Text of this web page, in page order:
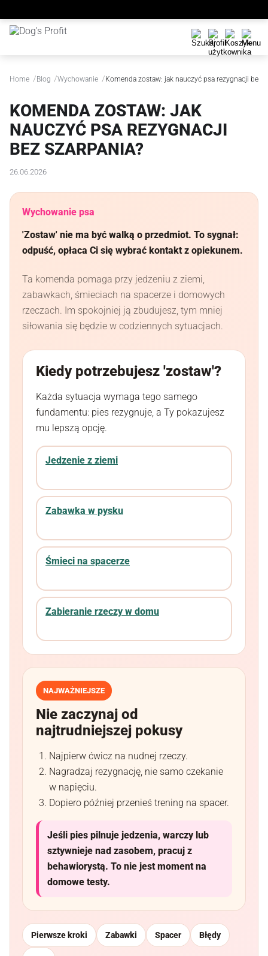
Home /Blog /Wychowanie /Komenda zostaw: jak nauczyć psa rezygnacji bez
KOMENDA ZOSTAW: JAK
NAUCZYĆ PSA REZYGNACJI
BEZ SZARPANIA?
26.06.2026
Wychowanie psa
'Zostaw' nie ma być walką o przedmiot. To sygnał:
odpuść, opłaca Ci się wybrać kontakt z opiekunem.
Ta komenda pomaga przy jedzeniu z ziemi,
zabawkach, śmieciach na spacerze i domowych
rzeczach. Im spokojniej ją zbudujesz, tym mniej
siłowania się będzie w codziennych sytuacjach.
Kiedy potrzebujesz 'zostaw'?
Każda sytuacja wymaga tego samego
fundamentu: pies rezygnuje, a Ty pokazujesz
mu lepszą opcję.
Jedzenie z ziemi
Zabawka w pysku
Śmieci na spacerze
Zabieranie rzeczy w domu
NAJWAŻNIEJSZE
Nie zaczynaj od
najtrudniejszej pokusy
Najpierw ćwicz na nudnej rzeczy.
Nagradzaj rezygnację, nie samo czekanie
w napięciu.
Dopiero później przenieś trening na spacer.
Jeśli pies pilnuje jedzenia, warczy lub
sztywnieje nad zasobem, pracuj z
behawiorystą. To nie jest moment na
domowe testy.
Pierwsze kroki Zabawki Spacer Błędy